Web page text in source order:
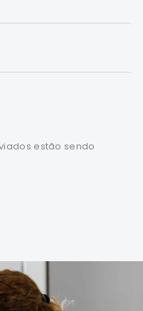
estão sendo